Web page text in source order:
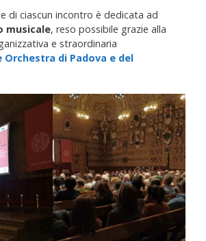
di ciascun incontro è dedicata ad
musicale, reso possibile grazie alla
e straordinaria
Orchestra di Padova e del